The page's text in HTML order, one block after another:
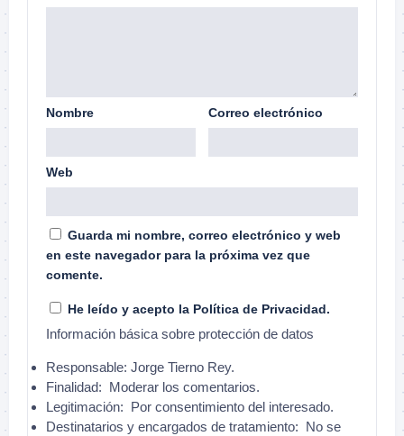
Nombre Correo electrónico
Web
Guarda mi nombre, correo electrónico y web
en este navegador para la próxima vez que
comente.
He leído y acepto la Política de Privacidad.
Información básica sobre protección de datos
Responsable: Jorge Tierno Rey.
Finalidad: Moderar los comentarios.
Legitimación: Por consentimiento del interesado.
Destinatarios y encargados de tratamiento: No se